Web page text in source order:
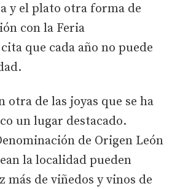
y el plato otra forma de
con la Feria
que cada año no puede
otra de las joyas que se ha
un lugar destacado.
de Origen León
la localidad pueden
más de viñedos y vinos de